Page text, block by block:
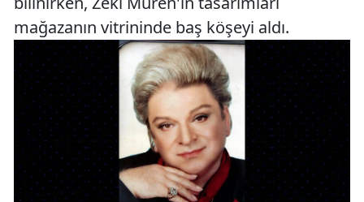
mağazanın vitrininde baş köşeyi aldı.